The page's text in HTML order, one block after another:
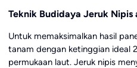
Teknik Budidaya Jeruk Nipis
Untuk memaksimalkan hasil
tanam dengan ketinggian ideal
permukaan laut. Jeruk nipis